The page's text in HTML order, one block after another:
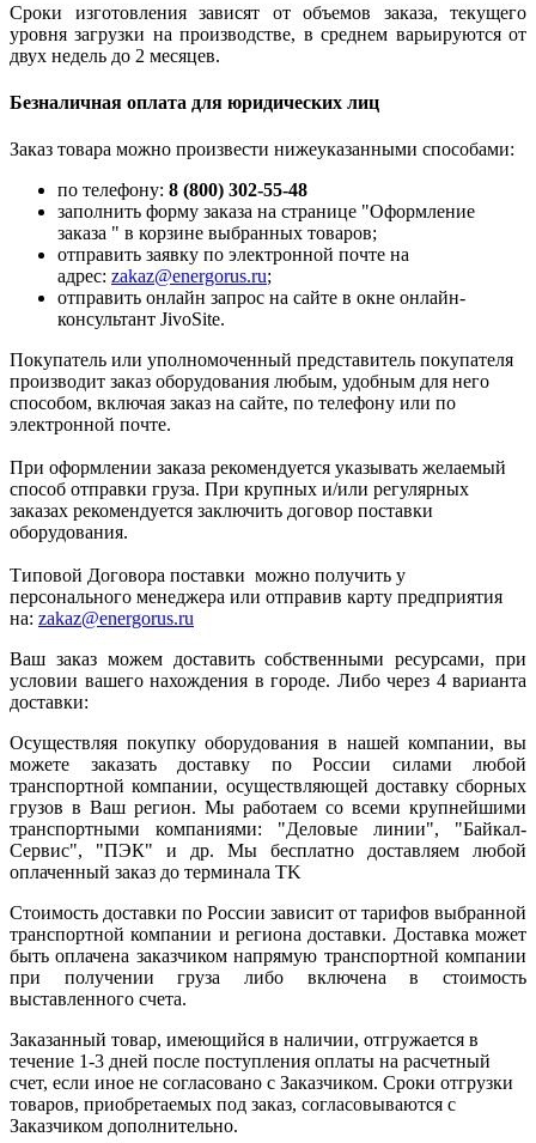
Сроки изготовления зависят от объемов заказа, текущего
уровня загрузки на производстве, в среднем варьируются от
двух недель до 2 месяцев.
Безналичная оплата для юридических лиц
Заказ товара можно произвести нижеуказанными способами:
по телефону: 8 (800) 302-55-48
заполнить форму заказа на странице "Оформление
заказа " в корзине выбранных товаров;
отправить заявку по электронной почте на
адрес: zakaz@energorus.ru;
отправить онлайн запрос на сайте в окне онлайн-
консультант JivoSite.
Покупатель или уполномоченный представитель покупателя
производит заказ оборудования любым, удобным для него
способом, включая заказ на сайте, по телефону или по
электронной почте.
При оформлении заказа рекомендуется указывать желаемый
способ отправки груза. При крупных и/или регулярных
заказах рекомендуется заключить договор поставки
оборудования.
Типовой Договора поставки можно получить у
персонального менеджера или отправив карту предприятия
на: zakaz@energorus.ru
Ваш заказ можем доставить собственными ресурсами, при
условии вашего нахождения в городе. Либо через 4 варианта
доставки:
Осуществляя покупку оборудования в нашей компании, вы
можете заказать доставку по России силами любой
транспортной компании, осуществляющей доставку сборных
грузов в Ваш регион. Мы работаем со всеми крупнейшими
транспортными компаниями: "Деловые линии", "Байкал-
Сервис", "ПЭК" и др. Мы бесплатно доставляем любой
оплаченный заказ до терминала ТK
Стоимость доставки по России зависит от тарифов выбранной
транспортной компании и региона доставки. Доставка может
быть оплачена заказчиком напрямую транспортной компании
при получении груза либо включена в стоимость
выставленного счета.
Заказанный товар, имеющийся в наличии, отгружается в
течение 1-3 дней после поступления оплаты на расчетный
счет, если иное не согласовано с Заказчиком. Сроки отгрузки
товаров, приобретаемых под заказ, согласовываются с
Заказчиком дополнительно.